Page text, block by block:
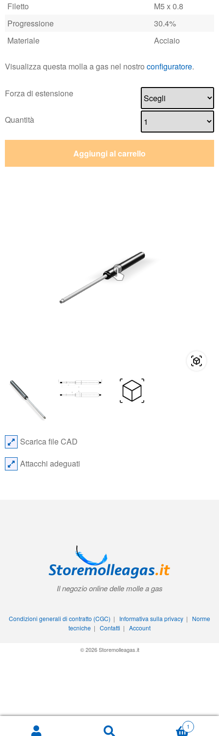
Filetto
M5 x 0.8
Progressione
30.4%
Materiale
Acciaio
Visualizza questa molla a gas nel nostro configuratore.
Forza di estensione
Quantità
Aggiungi al carrello
Scarica file CAD
Attacchi adeguati
1
Il negozio online delle molle a gas
Condizioni generali di contratto (CGC) | Informativa sulla privacy | Norme
tecniche | Contatti | Account
© 2026 Storemolleagas.it